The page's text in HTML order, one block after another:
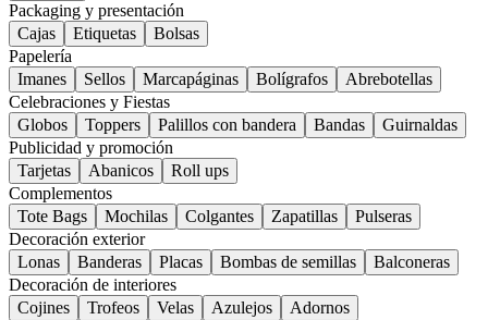
Packaging y presentación
Cajas
Etiquetas
Bolsas
Papelería
Imanes
Sellos Marcapáginas Bolígrafos
Abrebotellas
Celebraciones y Fiestas
Globos
Toppers Palillos con bandera Bandas
Guirnaldas
Publicidad y promoción
Tarjetas
Abanicos
Roll ups
Complementos
Tote Bags
Mochilas Colgantes Zapatillas
Pulseras
Decoración exterior
Lonas
Banderas Placas Bombas de semillas
Balconeras
Decoración de interiores
Cojines
Trofeos Velas Azulejos
Adornos